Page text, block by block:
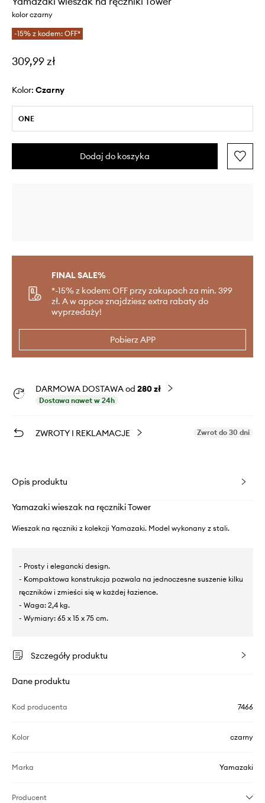
kolor czarny
-15% z kodem: OFF*
309,99 zł
Kolor: czarny
ONE
Dodaj do koszyka
FINAL SALE%
*-15% z kodem: OFF przy zakupach za min. 399
zł. A w appce znajdziesz extra rabaty do
wyprzedaży!
Pobierz APP
DARMOWA DOSTAWA od 280 zł
Dostawa nawet w 24h
ZWROTY I REKLAMACJE Zwrot do 30 dni
Opis produktu
Yamazaki wieszak na ręczniki Tower
Wieszak na ręczniki z kolekcji Yamazaki. Model wykonany z stali.
- Prosty i elegancki design.
- Kompaktowa konstrukcja pozwala na jednoczesne suszenie kilku
ręczników i zmieści się w każdej łazience.
- Waga: 2,4 kg.
- Wymiary: 65 x 15 x 75 cm.
Szczegóły produktu
Dane produktu
Kod producenta 7466
Kolor czarny
Marka Yamazaki
Producent